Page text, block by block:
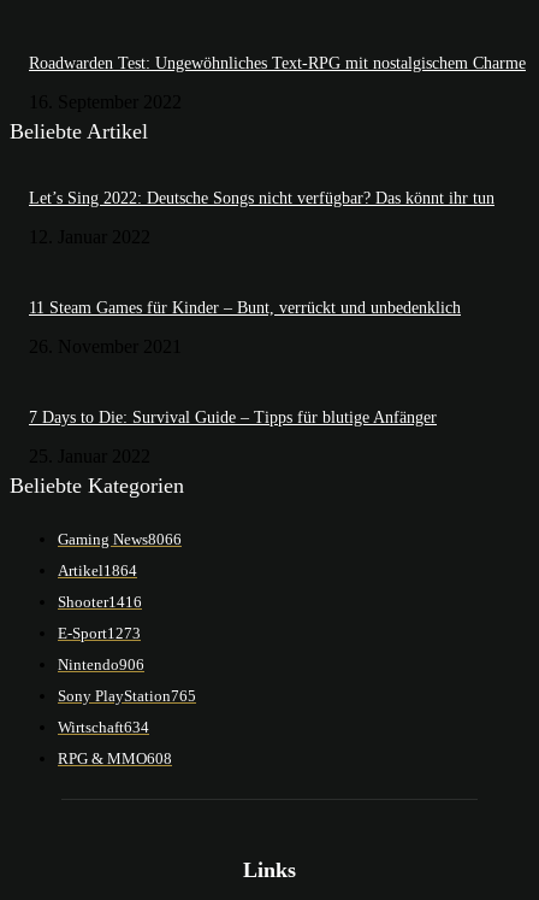
Roadwarden Test: Ungewöhnliches Text-RPG mit nostalgischem Charme
Beliebte Artikel
Let’s Sing 2022: Deutsche Songs nicht verfügbar? Das könnt ihr tun
11 Steam Games für Kinder – Bunt, verrückt und unbedenklich
7 Days to Die: Survival Guide – Tipps für blutige Anfänger
Beliebte Kategorien
Gaming News8066
Artikel1864
Shooter1416
E-Sport1273
Nintendo906
Sony PlayStation765
Wirtschaft634
RPG & MMO608
Links